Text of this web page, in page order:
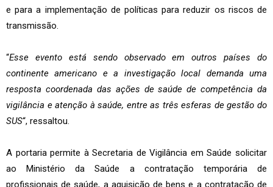
e para a implementação de políticas para reduzir os riscos de
transmissão.
“Esse evento está sendo observado em outros países do
continente americano e a investigação local demanda uma
resposta coordenada das ações de saúde de competência da
vigilância e atenção à saúde, entre as três esferas de gestão do
SUS“, ressaltou.
A portaria permite à Secretaria de Vigilância em Saúde solicitar
ao Ministério da Saúde a contratação temporária de
profissionais de saúde, a aquisição de bens e a contratação de